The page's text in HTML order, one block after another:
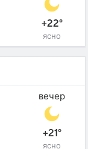
+22°
ясно
вечер
+21°
ясно